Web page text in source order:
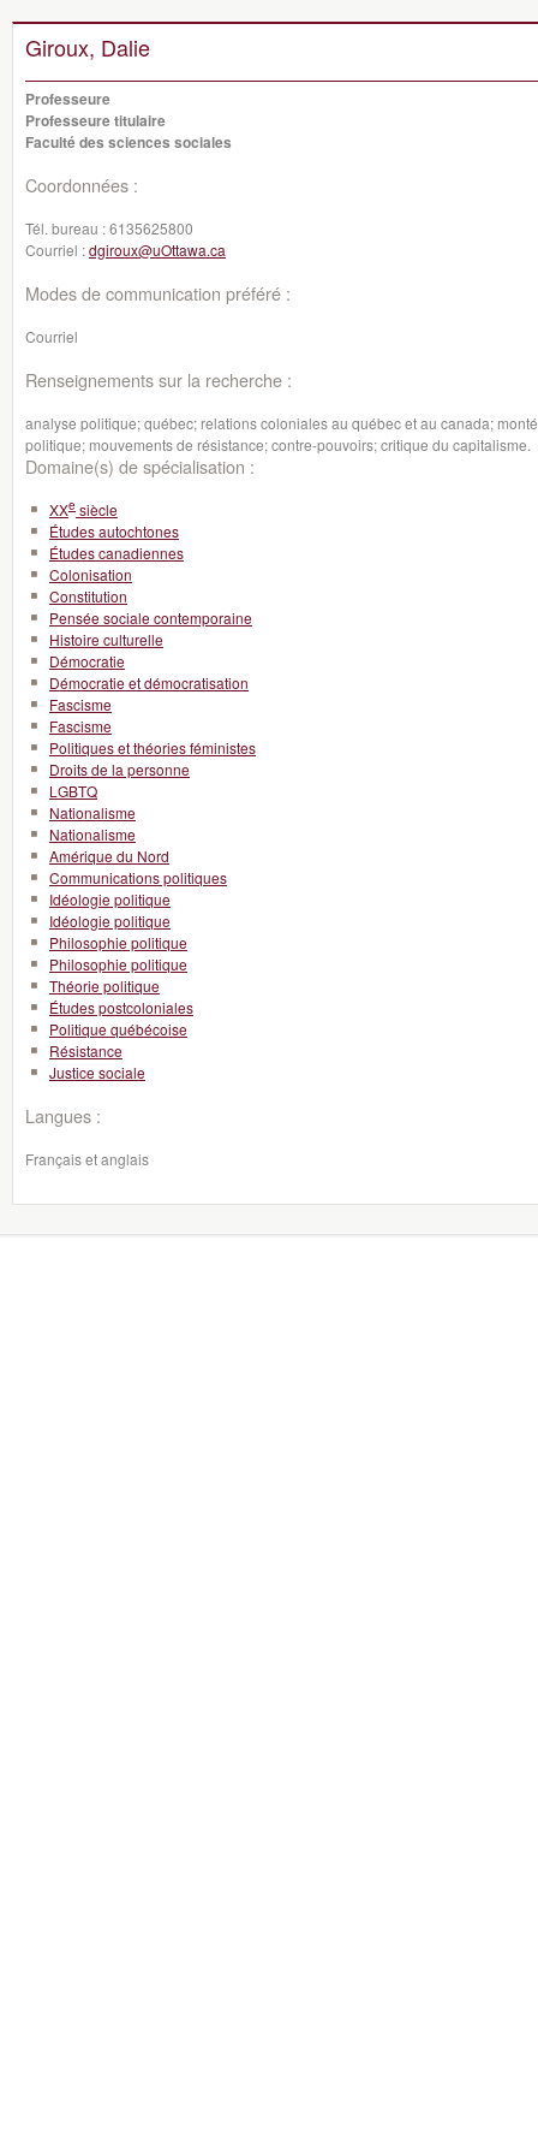
Giroux, Dalie
Professeure
Professeure titulaire
Faculté des sciences sociales
Coordonnées :
Tél. bureau :6135625800
Courriel :dgiroux@uOttawa.ca
Modes de communication préféré :
Courriel
Renseignements sur la recherche :
analyse politique; québec; relations coloniales au québec et au canada;
politique; mouvements de résistance; contre-pouvoirs; critique du capitalisme.
Domaine(s) de spécialisation :
XXe siècle
Études autochtones
Études canadiennes
Colonisation
Constitution
Pensée sociale contemporaine
Histoire culturelle
Démocratie
Démocratie et démocratisation
Fascisme
Fascisme
Politiques et théories féministes
Droits de la personne
LGBTQ
Nationalisme
Nationalisme
Amérique du Nord
Communications politiques
Idéologie politique
Idéologie politique
Philosophie politique
Philosophie politique
Théorie politique
Études postcoloniales
Politique québécoise
Résistance
Justice sociale
Langues :
Français et anglais